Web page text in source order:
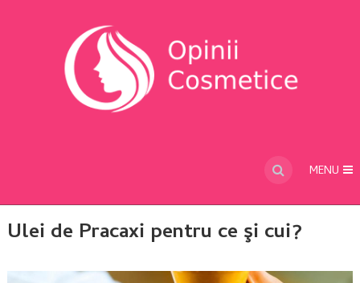
MENU
Ulei de Pracaxi pentru ce şi cui?